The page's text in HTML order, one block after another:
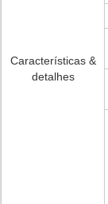
Características &
detalhes